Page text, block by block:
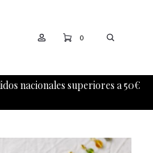
nacionales superiores a 50€
0